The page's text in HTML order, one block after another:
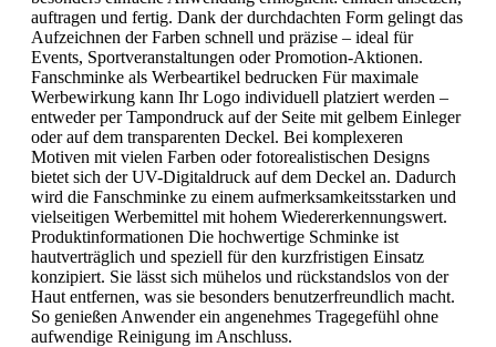
auftragen und fertig. Dank der durchdachten Form gelingt das
Aufzeichnen der Farben schnell und präzise – ideal für
Events, Sportveranstaltungen oder Promotion-Aktionen.
Fanschminke als Werbeartikel bedrucken Für maximale
Werbewirkung kann Ihr Logo individuell platziert werden –
entweder per Tampondruck auf der Seite mit gelbem Einleger
oder auf dem transparenten Deckel. Bei komplexeren
Motiven mit vielen Farben oder fotorealistischen Designs
bietet sich der UV-Digitaldruck auf dem Deckel an. Dadurch
wird die Fanschminke zu einem aufmerksamkeitsstarken und
vielseitigen Werbemittel mit hohem Wiedererkennungswert.
Produktinformationen Die hochwertige Schminke ist
hautverträglich und speziell für den kurzfristigen Einsatz
konzipiert. Sie lässt sich mühelos und rückstandslos von der
Haut entfernen, was sie besonders benutzerfreundlich macht.
So genießen Anwender ein angenehmes Tragegefühl ohne
aufwendige Reinigung im Anschluss.